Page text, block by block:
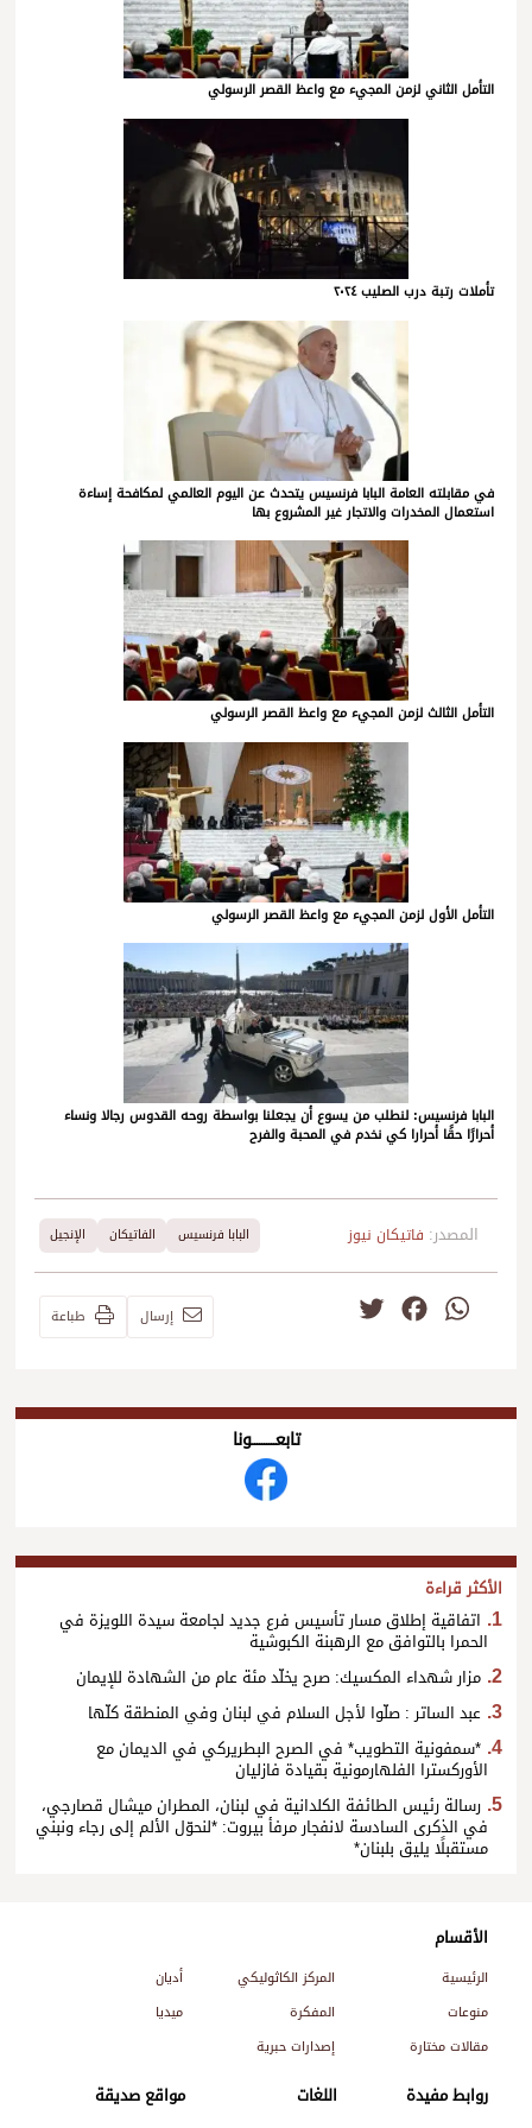
التأمل الثاني لزمن المجيء مع واعظ القصر الرسولي
تأملات رتبة درب الصليب ٢٠٢٤
في مقابلته العامة البابا فرنسيس يتحدث عن اليوم العالمي لمكافحة إساءة
استعمال المخدرات والاتجار غير المشروع بها
التأمل الثالث لزمن المجيء مع واعظ القصر الرسولي
التأمل الأول لزمن المجيء مع واعظ القصر الرسولي
البابا فرنسيس: لنطلب من يسوع أن يجعلنا بواسطة روحه القدوس رجالا ونساء
أحرارًا حقًا أحرارا كي نخدم في المحبة والفرح
المصدر: فاتيكان نيوز البابا فرنسيس الفاتيكان الإنجيل
WhatsApp
Facebook إرسال طباعة
تابعــــــــــونا
الأكثر قراءة
اتفاقية إطلاق مسار تأسيس فرع جديد لجامعة سيدة اللويزة في
الحمرا بالتوافق مع الرهبنة الكبوشية
مزار شهداء المكسيك: صرح يخلّد مئة عام من الشهادة للإيمان
عبد الساتر : صلّوا لأجل السلام في لبنان وفي المنطقة كلّها
*سمفونية التطويب* في الصرح البطريركي في الديمان مع
الأوركسترا الفلهارمونية بقيادة فازليان
رسالة رئيس الطائفة الكلدانية في لبنان، المطران ميشال قصارجي،
في الذكرى السادسة لانفجار مرفأ بيروت: *لنحوّل الألم إلى رجاء ونبني
مستقبلًا يليق بلبنان*
الأقسام
الرئيسية المركز الكاثوليكي
أديان
منوعات
المفكرة
ميديا
مقالات مختارة
إصدارات حبرية
روابط مفيدة اللغات مواقع صديقة